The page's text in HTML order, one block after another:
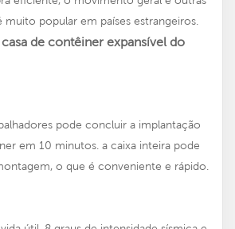
muito popular em países estrangeiros.
de contêiner expansível do
pode concluir a implantação
em 10 minutos. a caixa inteira pode
o que é conveniente e rápido.